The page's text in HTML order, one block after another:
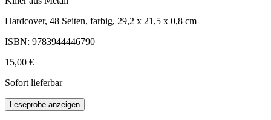
Hardcover, 48 Seiten, farbig, 29,2 x 21,5 x 0,8 cm
ISBN: 9783944446790
15,00 €
Sofort lieferbar
Leseprobe anzeigen